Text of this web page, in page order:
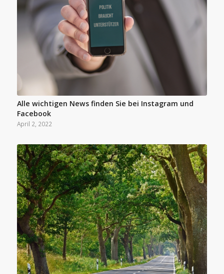
Alle wichtigen News finden Sie bei Instagram und
Facebook
April 2, 2022